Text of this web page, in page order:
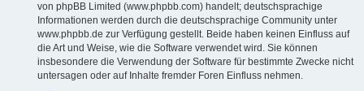
von phpBB Limited (www.phpbb.com) handelt; deutschsprachige
Informationen werden durch die deutschsprachige Community unter
www.phpbb.de zur Verfügung gestellt. Beide haben keinen Einfluss auf
die Art und Weise, wie die Software verwendet wird. Sie können
insbesondere die Verwendung der Software für bestimmte Zwecke nicht
untersagen oder auf Inhalte fremder Foren Einfluss nehmen.